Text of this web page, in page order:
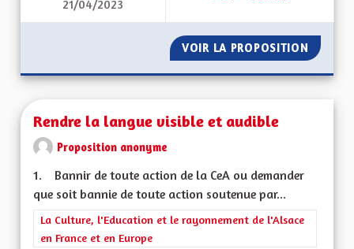
21/04/2023
VOIR LA PROPOSITION
Rendre la langue visible et audible
Proposition anonyme
1. Bannir de toute action de la CeA ou demander
que soit bannie de toute action soutenue par...
Filtrer les résultats de la catégorie : La Culture, l'Education et
La Culture, l'Education et le rayonnement de l'Alsace
en France et en Europe